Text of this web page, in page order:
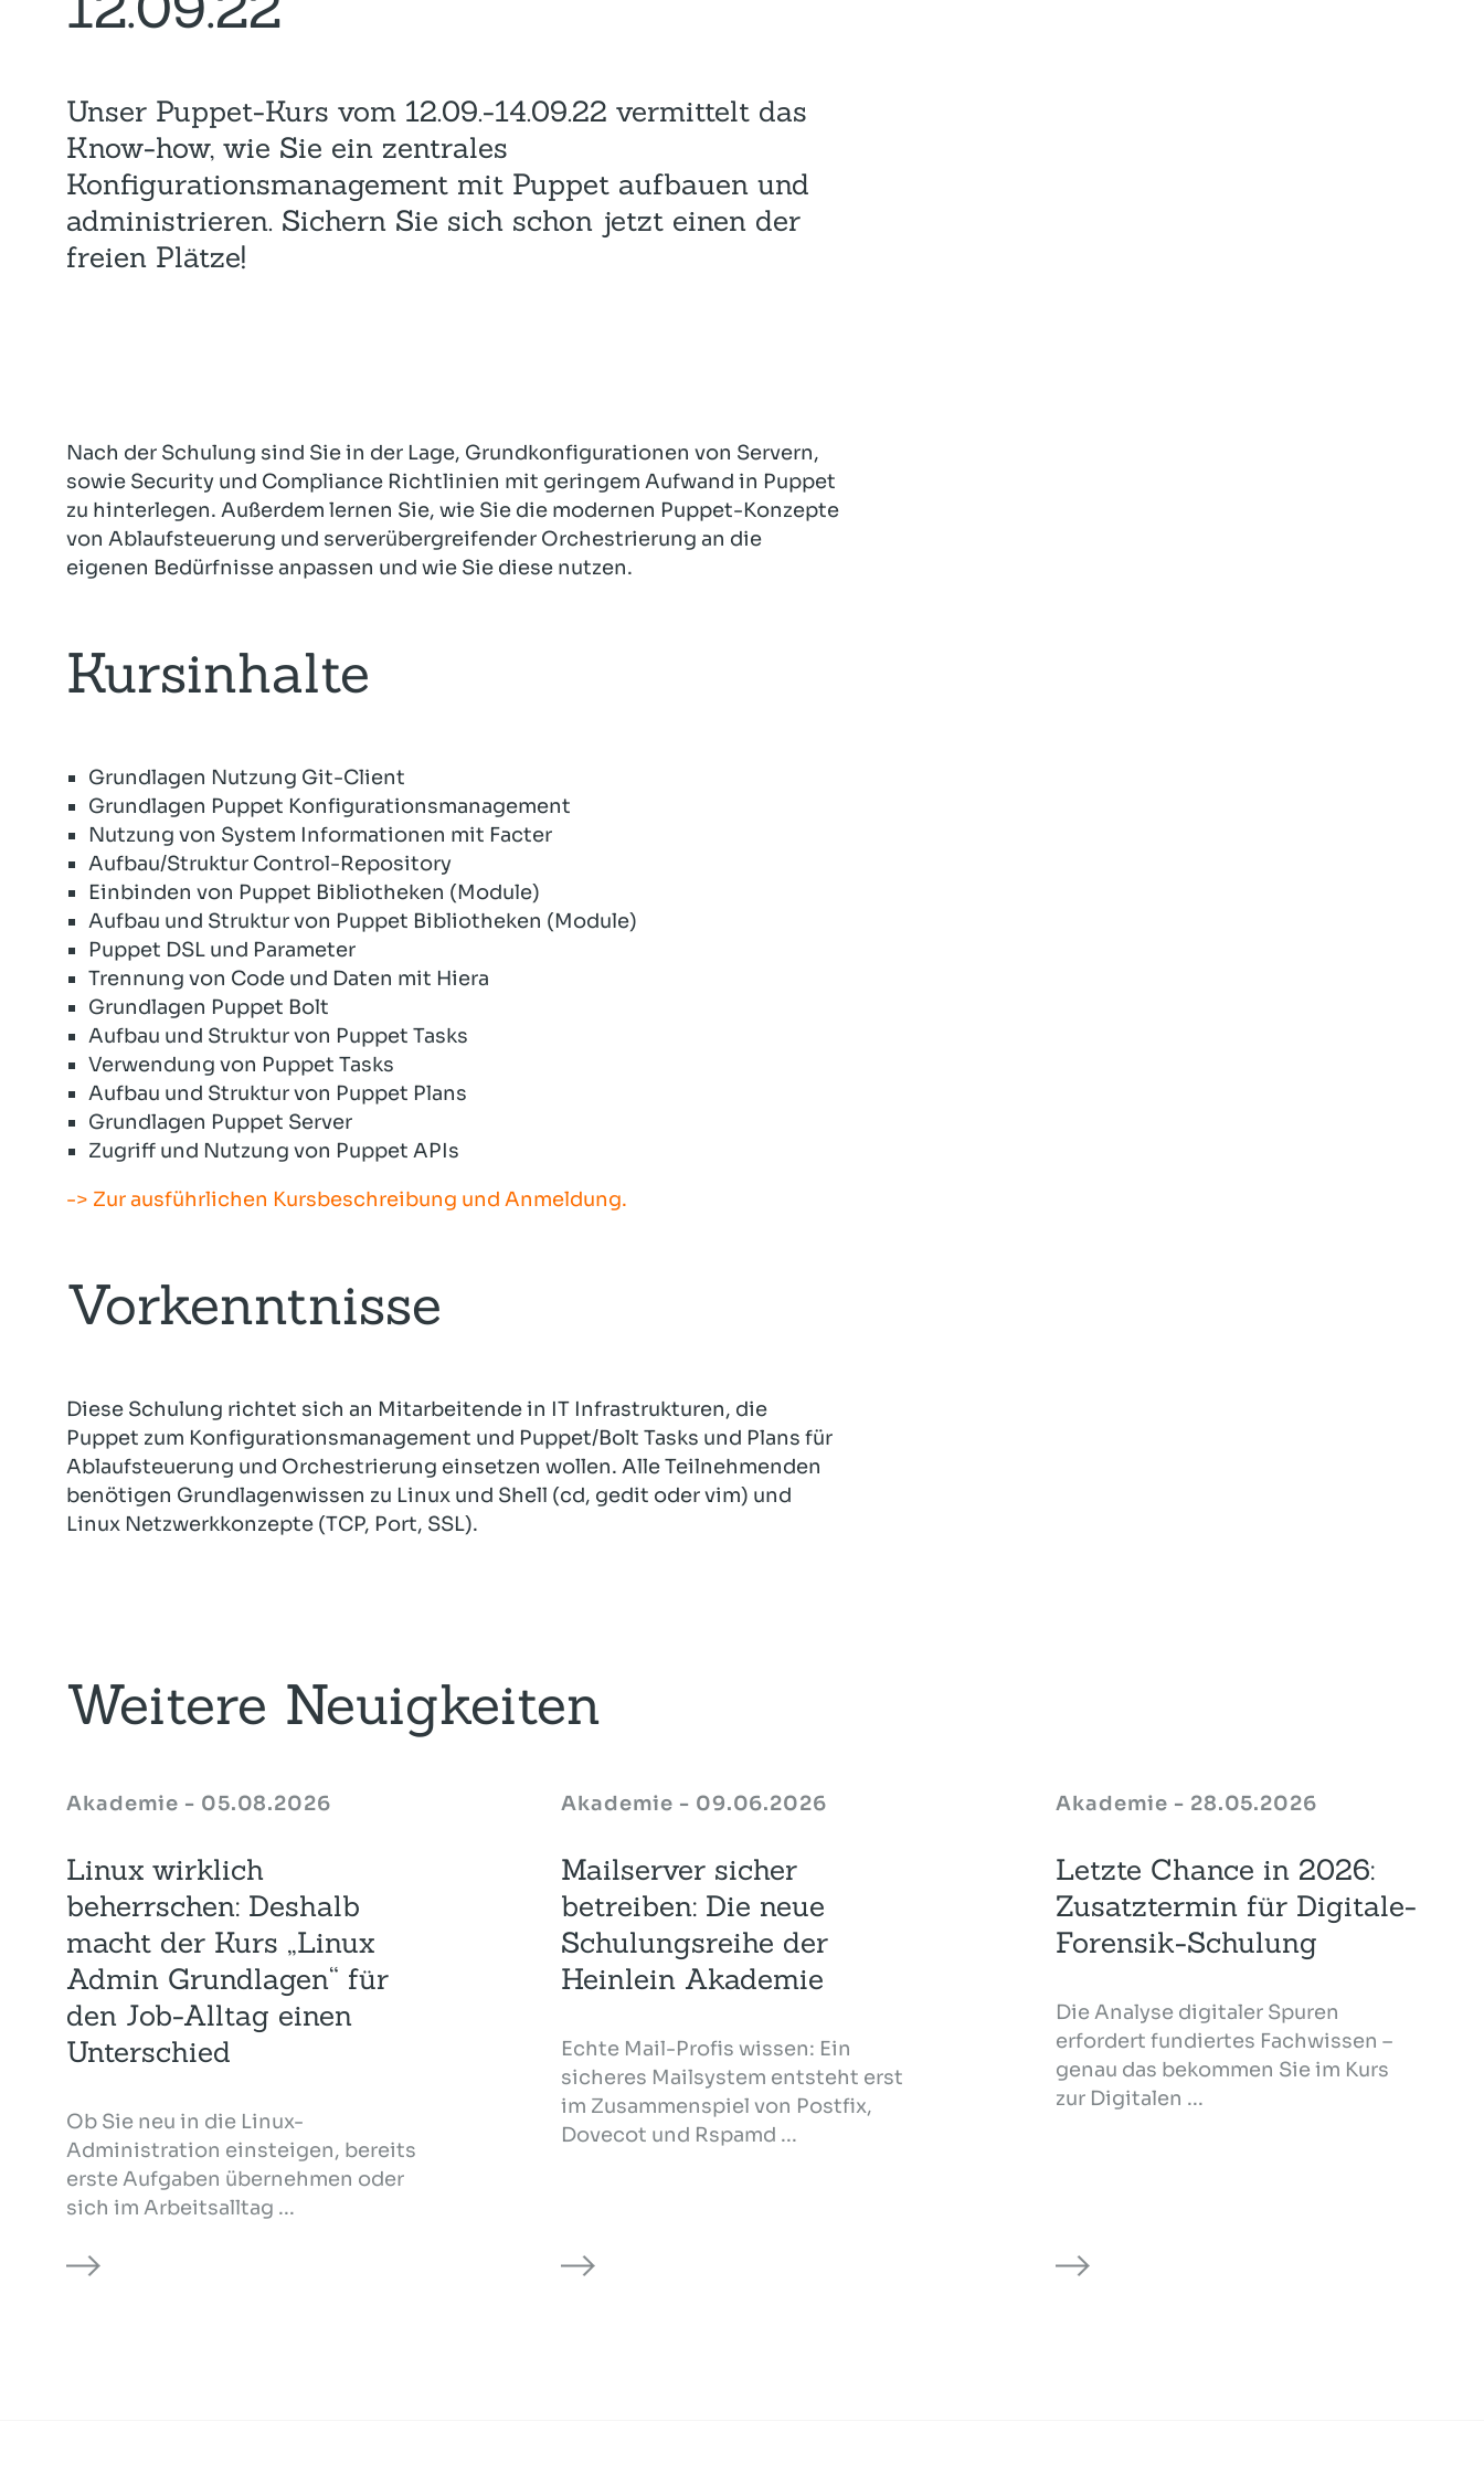
Hygienekonzept
Unser Puppet-Kurs vom 12.09.-14.09.22 vermittelt das
Know-how, wie Sie ein zentrales
Konfigurationsmanagement mit Puppet aufbauen und
administrieren. Sichern Sie sich schon jetzt einen der
freien Plätze!
Nach der Schulung sind Sie in der Lage, Grundkonfigurationen von Servern,
sowie Security und Compliance Richtlinien mit geringem Aufwand in Puppet
zu hinterlegen. Außerdem lernen Sie, wie Sie die modernen Puppet-Konzepte
von Ablaufsteuerung und serverübergreifender Orchestrierung an die
eigenen Bedürfnisse anpassen und wie Sie diese nutzen.
Kursinhalte
Grundlagen Nutzung Git-Client
Grundlagen Puppet Konfigurationsmanagement
Nutzung von System Informationen mit Facter
Aufbau/Struktur Control-Repository
Einbinden von Puppet Bibliotheken (Module)
Aufbau und Struktur von Puppet Bibliotheken (Module)
Puppet DSL und Parameter
Trennung von Code und Daten mit Hiera
Grundlagen Puppet Bolt
Aufbau und Struktur von Puppet Tasks
Verwendung von Puppet Tasks
Aufbau und Struktur von Puppet Plans
Grundlagen Puppet Server
Zugriff und Nutzung von Puppet APIs
-> Zur ausführlichen Kursbeschreibung und Anmeldung.
Vorkenntnisse
Diese Schulung richtet sich an Mitarbeitende in IT Infrastrukturen, die
Puppet zum Konfigurationsmanagement und Puppet/Bolt Tasks und Plans für
Ablaufsteuerung und Orchestrierung einsetzen wollen. Alle Teilnehmenden
benötigen Grundlagenwissen zu Linux und Shell (cd, gedit oder vim) und
Linux Netzwerkkonzepte (TCP, Port, SSL).
Weitere Neuigkeiten
Akademie - 05.08.2026
Linux wirklich
beherrschen: Deshalb
macht der Kurs „Linux
Admin Grundlagen“ für
den Job-Alltag einen
Unterschied
Ob Sie neu in die Linux-
Administration einsteigen, bereits
erste Aufgaben übernehmen oder
sich im Arbeitsalltag ...
Akademie - 09.06.2026
Mailserver sicher
betreiben: Die neue
Schulungsreihe der
Heinlein Akademie
Echte Mail-Profis wissen: Ein
sicheres Mailsystem entsteht erst
im Zusammenspiel von Postfix,
Dovecot und Rspamd ...
Akademie - 28.05.2026
Letzte Chance in 2026:
Zusatztermin für Digitale-
Forensik-Schulung
Die Analyse digitaler Spuren
erfordert fundiertes Fachwissen –
genau das bekommen Sie im Kurs
zur Digitalen ...